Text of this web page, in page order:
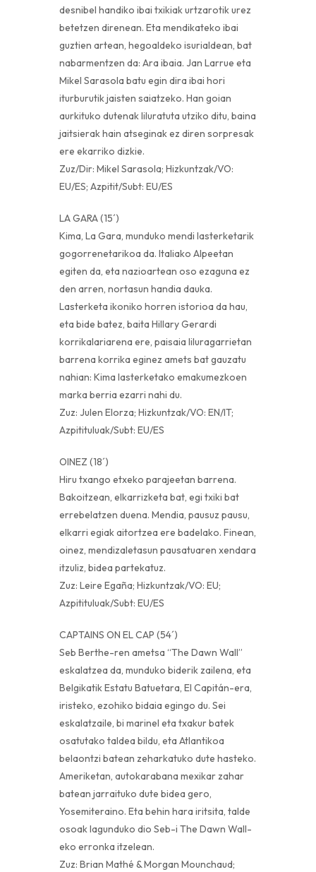
desnibel handiko ibai txikiak urtzarotik urez
betetzen direnean. Eta mendikateko ibai
guztien artean, hegoaldeko isurialdean, bat
nabarmentzen da: Ara ibaia. Jan Larrue eta
Mikel Sarasola batu egin dira ibai hori
iturburutik jaisten saiatzeko. Han goian
aurkituko dutenak liluratuta utziko ditu, baina
jaitsierak hain atseginak ez diren sorpresak
ere ekarriko dizkie.
Zuz/Dir: Mikel Sarasola; Hizkuntzak/VO:
EU/ES; Azpitit/Subt: EU/ES
LA GARA (15´)
Kima, La Gara, munduko mendi lasterketarik
gogorrenetarikoa da. Italiako Alpeetan
egiten da, eta nazioartean oso ezaguna ez
den arren, nortasun handia dauka.
Lasterketa ikoniko horren istorioa da hau,
eta bide batez, baita Hillary Gerardi
korrikalariarena ere, paisaia liluragarrietan
barrena korrika eginez amets bat gauzatu
nahian: Kima lasterketako emakumezkoen
marka berria ezarri nahi du.
Zuz: Julen Elorza; Hizkuntzak/VO: EN/IT;
Azpitituluak/Subt: EU/ES
OINEZ (18´)
Hiru txango etxeko parajeetan barrena.
Bakoitzean, elkarrizketa bat, egi txiki bat
errebelatzen duena. Mendia, pausuz pausu,
elkarri egiak aitortzea ere badelako. Finean,
oinez, mendizaletasun pausatuaren xendara
itzuliz, bidea partekatuz.
Zuz: Leire Egaña; Hizkuntzak/VO: EU;
Azpitituluak/Subt: EU/ES
CAPTAINS ON EL CAP (54´)
Seb Berthe-ren ametsa “The Dawn Wall”
eskalatzea da, munduko biderik zailena, eta
Belgikatik Estatu Batuetara, El Capitán-era,
iristeko, ezohiko bidaia egingo du. Sei
eskalatzaile, bi marinel eta txakur batek
osatutako taldea bildu, eta Atlantikoa
belaontzi batean zeharkatuko dute hasteko.
Ameriketan, autokarabana mexikar zahar
batean jarraituko dute bidea gero,
Yosemiteraino. Eta behin hara iritsita, talde
osoak lagunduko dio Seb-i The Dawn Wall-
eko erronka itzelean.
Zuz: Brian Mathé & Morgan Mounchaud;